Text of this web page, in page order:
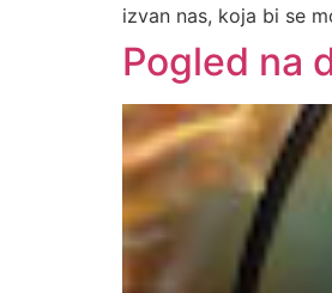
izvan nas, koja bi se
Pogled na